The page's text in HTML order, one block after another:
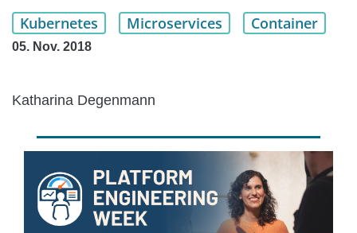
Kubernetes Microservices Container
05. Nov. 2018
Katharina Degenmann